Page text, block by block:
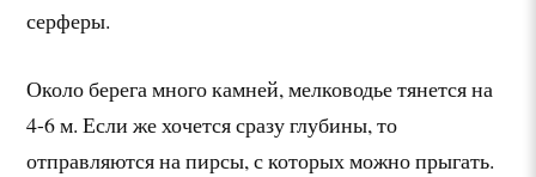
серферы.
Около берега много камней, мелководье тянется на
4-6 м. Если же хочется сразу глубины, то
отправляются на пирсы, с которых можно прыгать.